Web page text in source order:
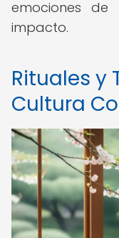
emociones
impacto.
Rituales y
Cultura